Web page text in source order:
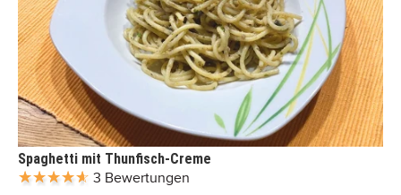
Spaghetti mit Thunfisch-Creme
3 Bewertungen